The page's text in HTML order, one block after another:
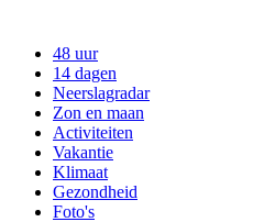
48 uur
14 dagen
Neerslagradar
Zon en maan
Activiteiten
Vakantie
Klimaat
Gezondheid
Foto's